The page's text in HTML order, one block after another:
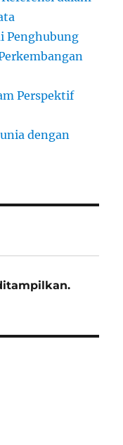
Penghubung
Perspektif
dengan